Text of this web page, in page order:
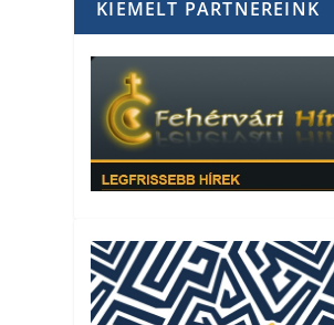
KIEMELT PARTNEREINK